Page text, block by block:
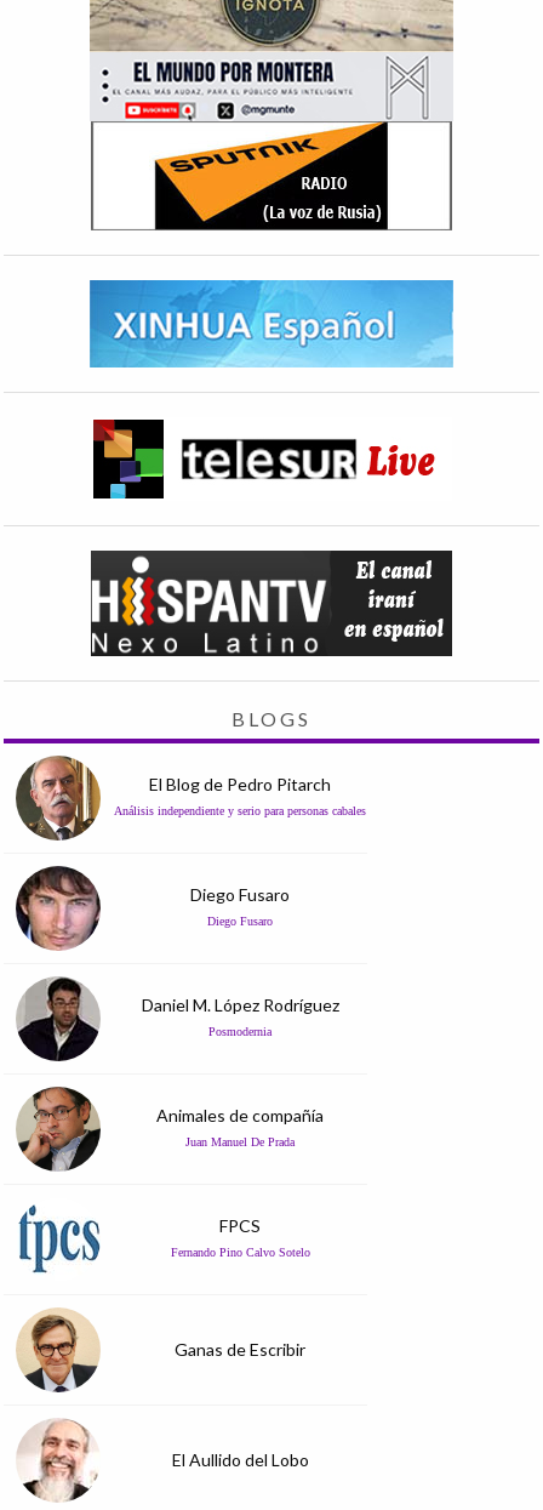
BLOGS
El Blog de Pedro Pitarch
Análisis independiente y serio para personas cabales
Diego Fusaro
Diego Fusaro
Daniel M. López Rodríguez
Posmodernia
Animales de compañía
Juan Manuel De Prada
FPCS
Fernando Pino Calvo Sotelo
Ganas de Escribir
El Aullido del Lobo